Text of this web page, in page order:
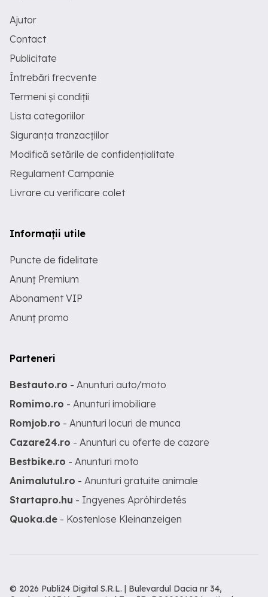
Ajutor
Contact
Publicitate
Întrebări frecvente
Termeni și condiții
Lista categoriilor
Siguranța tranzacțiilor
Modifică setările de confidențialitate
Regulament Campanie
Livrare cu verificare colet
Informații utile
Puncte de fidelitate
Anunț Premium
Abonament VIP
Anunț promo
Parteneri
Bestauto.ro - Anunturi auto/moto
Romimo.ro - Anunturi imobiliare
Romjob.ro - Anunturi locuri de munca
Cazare24.ro - Anunturi cu oferte de cazare
Bestbike.ro - Anunturi moto
Animalutul.ro - Anunturi gratuite animale
Startapro.hu - Ingyenes Apróhirdetés
Quoka.de - Kostenlose Kleinanzeigen
© 2026 Publi24 Digital S.R.L. | Bulevardul Dacia nr 34,